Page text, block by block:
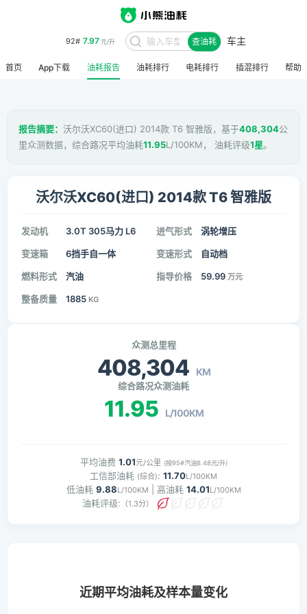
92# 7.97元/升 查油耗 车主
首页 App下载 油耗报告 油耗排行 电耗排行 插混排行 帮助
报告摘要： 沃尔沃XC60(进口) 2014款 T6 智雅版，基于408,304公
里众测数据，综合路况平均油耗11.95L/100KM， 油耗评级1星。
沃尔沃XC60(进口) 2014款 T6 智雅版
发动机 3.0T 305马力 L6 进气形式 涡轮增压
变速箱 6挡手自一体 变速形式 自动档
燃料形式 汽油 指导价格 59.99 万元
整备质量 1885 KG
众测总里程
408,304 KM
综合路况众测油耗
11.95 L/100KM
平均油费 1.01元/公里 (按95#汽油8.48元/升)
工信部油耗 (综合): 11.70L/100KM
低油耗 9.88L/100KM | 高油耗 14.01L/100KM
油耗评级: （1.3分）